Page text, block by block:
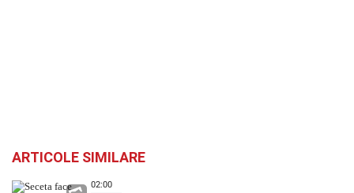
ARTICOLE SIMILARE
02:00